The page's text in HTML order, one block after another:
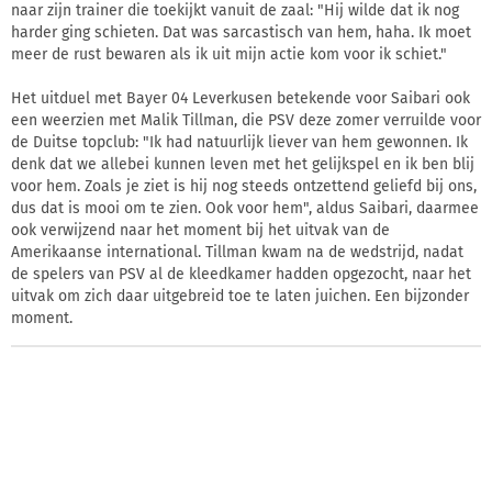
naar zijn trainer die toekijkt vanuit de zaal: "Hij wilde dat ik nog
harder ging schieten. Dat was sarcastisch van hem, haha. Ik moet
meer de rust bewaren als ik uit mijn actie kom voor ik schiet."
Het uitduel met Bayer 04 Leverkusen betekende voor Saibari ook
een weerzien met Malik Tillman, die PSV deze zomer verruilde voor
de Duitse topclub: "Ik had natuurlijk liever van hem gewonnen. Ik
denk dat we allebei kunnen leven met het gelijkspel en ik ben blij
voor hem. Zoals je ziet is hij nog steeds ontzettend geliefd bij ons,
dus dat is mooi om te zien. Ook voor hem", aldus Saibari, daarmee
ook verwijzend naar het moment bij het uitvak van de
Amerikaanse international. Tillman kwam na de wedstrijd, nadat
de spelers van PSV al de kleedkamer hadden opgezocht, naar het
uitvak om zich daar uitgebreid toe te laten juichen. Een bijzonder
moment.